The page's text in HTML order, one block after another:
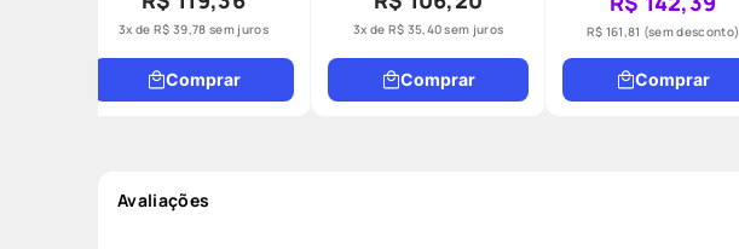
3x deR$ 39,78 sem juros
Comprar
3x de R$ 35,40sem juros
Comprar
R$ 161,81 (sem desconto)
Comprar
Avaliações